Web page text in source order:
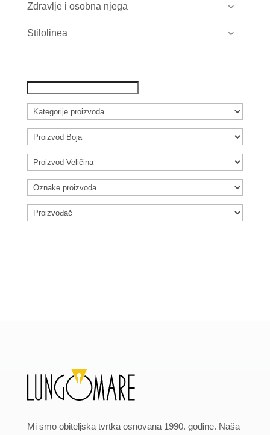
Zdravlje i osobna njega
Stilolinea
Mi smo obiteljska tvrtka osnovana 1990. godine. Naša